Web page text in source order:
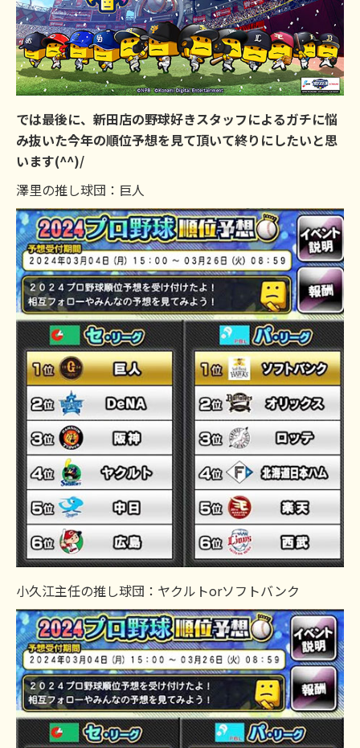
では最後に、新田店の野球好きスタッフによるガチに悩
み抜いた今年の順位予想を見て頂いて終りにしたいと思
います(^^)/
澤里の推し球団：巨人
小久江主任の推し球団：ヤクルトorソフトバンク